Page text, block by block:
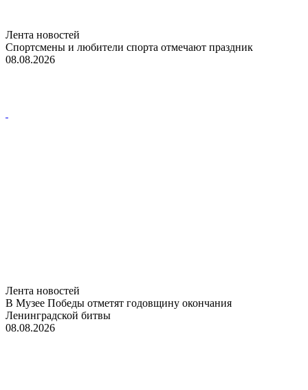
Лента новостей
Спортсмены и любители спорта отмечают праздник
08.08.2026
Лента новостей
В Музее Победы отметят годовщину окончания
Ленинградской битвы
08.08.2026